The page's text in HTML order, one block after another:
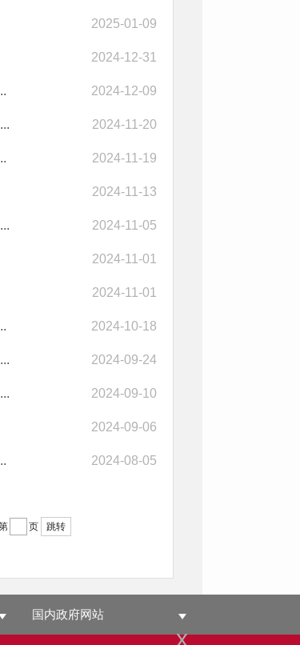
x
2025-01-09
2024-12-31
2024-12-09
2024-11-20
2024-11-19
2024-11-13
2024-11-05
2024-11-01
2024-11-01
2024-10-18
2024-09-24
2024-09-10
2024-09-06
2024-08-05
页 跳转
国内政府网站